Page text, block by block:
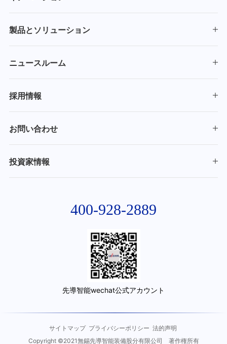
製品とソリューション
ニュースルーム
採用情報
お問い合わせ
投資家情報
400-928-2889
先導智能wechat公式アカウント
サイトマップ プライバシーポリシー 法的声明
Copyright ©2021無錫先導智能装備股分有限公司 著作権所有